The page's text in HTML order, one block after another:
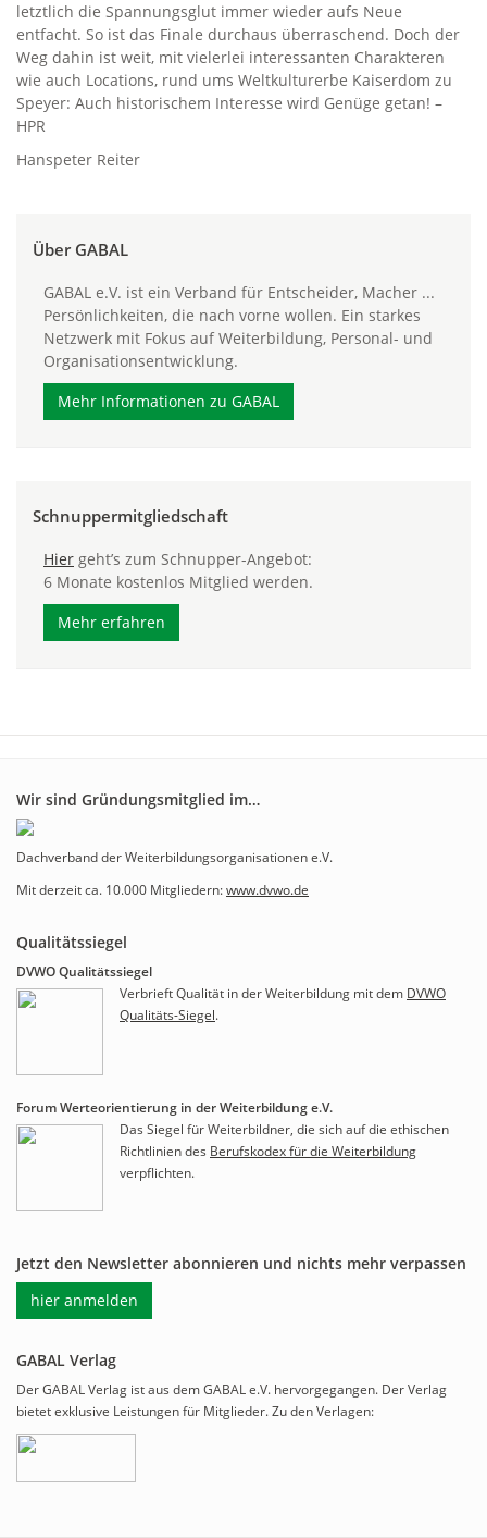
letztlich die Spannungsglut immer wieder aufs Neue
entfacht. So ist das Finale durchaus überraschend. Doch der
Weg dahin ist weit, mit vielerlei interessanten Charakteren
wie auch Locations, rund ums Weltkulturerbe Kaiserdom zu
Speyer: Auch historischem Interesse wird Genüge getan! –
HPR
Hanspeter Reiter
Über GABAL
GABAL e.V. ist ein Verband für Entscheider, Macher ...
Persönlichkeiten, die nach vorne wollen. Ein starkes
Netzwerk mit Fokus auf Weiterbildung, Personal- und
Organisationsentwicklung.
Mehr Informationen zu GABAL
Schnuppermitgliedschaft
Hier geht’s zum Schnupper-Angebot:
6 Monate kostenlos Mitglied werden.
Mehr erfahren
Wir sind Gründungsmitglied im…
Dachverband der Weiterbildungsorganisationen e.V.
Mit derzeit ca. 10.000 Mitgliedern:www.dvwo.de
Qualitätssiegel
DVWO Qualitätssiegel
Verbrieft Qualität in der Weiterbildung mit dem DVWO
Qualitäts-Siegel.
Forum Werteorientierung in der Weiterbildung e.V.
Das Siegel für Weiterbildner, die sich auf die ethischen
Richtlinien des Berufskodex für die Weiterbildung
verpflichten.
Jetzt den Newsletter abonnieren und nichts mehr verpassen
hier anmelden
GABAL Verlag
Der GABAL Verlag ist aus dem GABAL e.V. hervorgegangen. Der Verlag
bietet exklusive Leistungen für Mitglieder. Zu den Verlagen: